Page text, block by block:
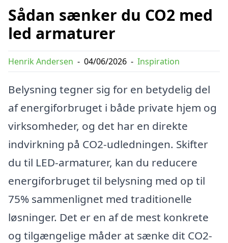
Sådan sænker du CO2 med
led armaturer
Henrik Andersen - 04/06/2026 - Inspiration
Belysning tegner sig for en betydelig del
af energiforbruget i både private hjem og
virksomheder, og det har en direkte
indvirkning på CO2-udledningen. Skifter
du til LED-armaturer, kan du reducere
energiforbruget til belysning med op til
75% sammenlignet med traditionelle
løsninger. Det er en af de mest konkrete
og tilgængelige måder at sænke dit CO2-